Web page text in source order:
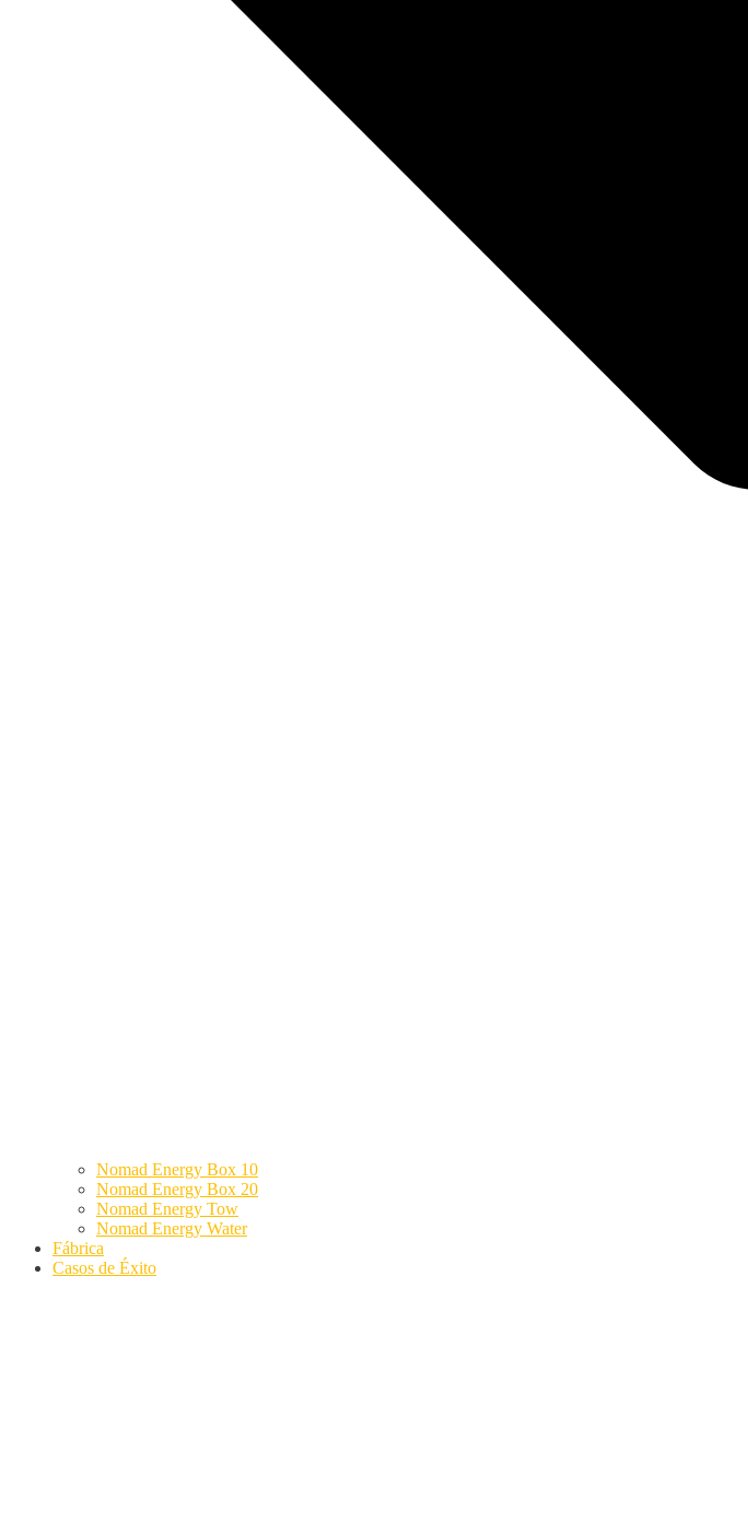
Nomad Energy Box 10
Nomad Energy Box 20
Nomad Energy Tow
Nomad Energy Water
Fábrica
Casos de Éxito